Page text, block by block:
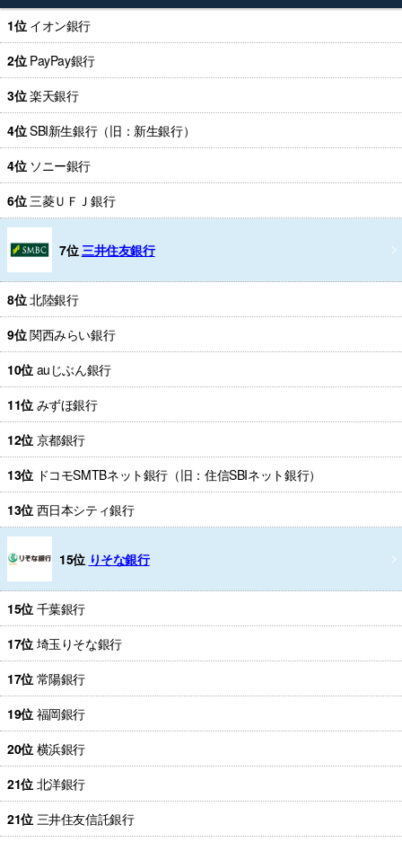
1位 イオン銀行
2位 PayPay銀行
3位楽天銀行
4位SBI新生銀行（旧：新生銀行）
4位 ソニー銀行
6位 三菱ＵＦＪ銀行
7位 三井住友銀行
8位北陸銀行
9位関西みらい銀行
10位 auじぶん銀行
11位 みずほ銀行
12位 京都銀行
13位 ドコモSMTBネット銀行（旧：住信SBIネット銀行）
13位 西日本シティ銀行
15位 りそな銀行
15位 千葉銀行
17位 埼玉りそな銀行
17位 常陽銀行
19位 福岡銀行
20位 横浜銀行
21位 北洋銀行
21位 三井住友信託銀行